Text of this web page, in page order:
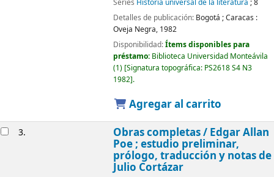
Detalles de publicación: Bogotá ; Caracas :
Oveja Negra, 1982
Disponibilidad:Ítems disponibles para
préstamo: Biblioteca Universidad Monteávila
(1) Signatura topográfica: PS2618 S4 N3
1982 .
Agregar al carrito
3. Obras completas / Edgar Allan
Poe ; estudio preliminar,
prólogo, traducción y notas de
Julio Cortázar